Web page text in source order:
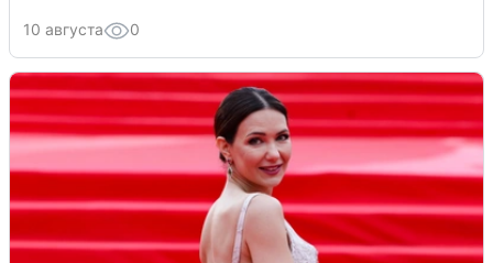
10 августа 0